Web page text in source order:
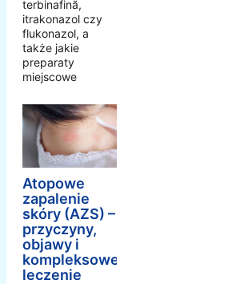
terbinafină,
itrakonazol czy
flukonazol, a
także jakie
preparaty
miejscowe
Atopowe
zapalenie
skóry (AZS) –
przyczyny,
objawy i
kompleksowe
leczenie